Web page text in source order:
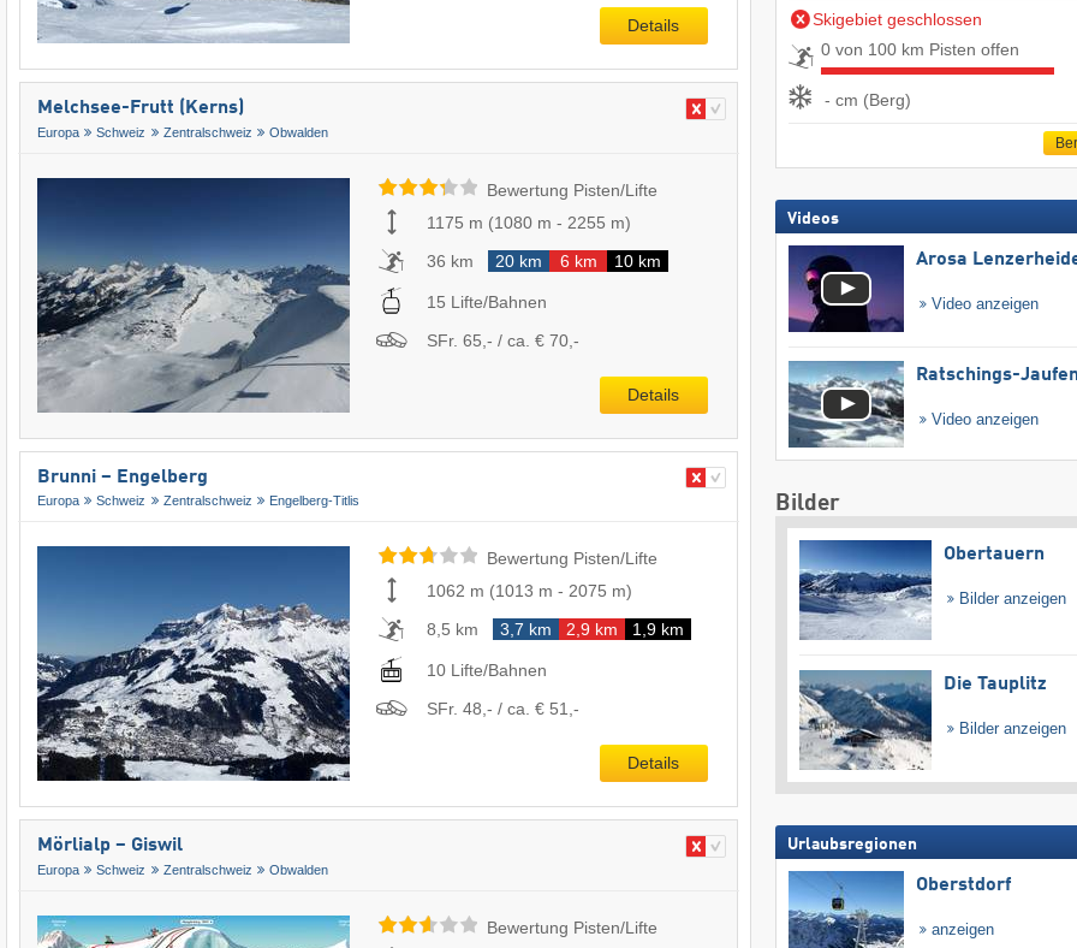
Details
Melchsee-Frutt (Kerns)
Europa Schweiz Zentralschweiz Obwalden
Bewertung Pisten/Lifte
1175 m (1080 m - 2255 m)
36 km
20 km 6 km 10 km
15 Lifte/Bahnen
SFr. 65,- / ca. € 70,-
Details
Brunni – Engelberg
Europa Schweiz Zentralschweiz Engelberg-Titlis
Bewertung Pisten/Lifte
1062 m (1013 m - 2075 m)
8,5 km
3,7 km 2,9 km 1,9 km
10 Lifte/Bahnen
SFr. 48,- / ca. € 51,-
Details
Mörlialp – Giswil
Europa Schweiz Zentralschweiz Obwalden
Bewertung Pisten/Lifte
Skigebiet geschlossen
0 von 100 km Pisten offen
- cm (Berg)
Videos
Arosa
Video anzeigen
Ratschings-Jaufen
Video anzeigen
Bilder
Obertauern
Bilder anzeigen
Die Tauplitz
Bilder anzeigen
Urlaubsregionen
Oberstdorf
anzeigen